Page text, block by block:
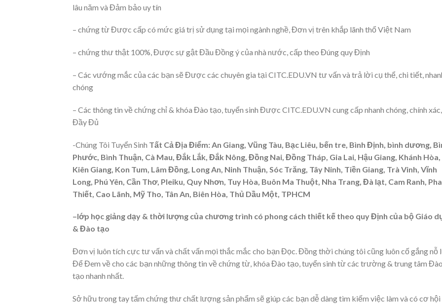
lâu năm và Đảm bảo uy tín
– chứng từ Được cấp có mức giá trị sử dụng tại mọi ngành nghề, Đơn vị trên khắp lãnh thổ Việt Nam
– chứng thư thật 100%, Được sự gật Đầu Đồng ý của nhà nước, cấp theo Đúng quy Định
– Các vướng mắc của các bạn sẽ Được các chuyên gia tại CITC.EDU.VN tư vấn và trả lời cụ thể, chi tiết,
chóng
– Các thông tin về chứng chỉ & khóa Đào tạo, tuyển sinh Được CITC.EDU.VN cung cấp nhanh chóng, chính xác,
Đầy Đủ
-Chúng Tôi Tuyển Sinh Tất Cả Địa Điểm: An Giang, Vũng Tàu, Bạc Liêu, bến tre, Bình Định, bình dương,
Phước, Bình Thuận, Cà Mau, Đắk Lắk, Đắk Nông, Đồng Nai, Đồng Tháp, Gia Lai, Hậu Giang, Khánh Hòa,
Kiên Giang, Kon Tum, Lâm Đồng, Long An, Ninh Thuận, Sóc Trăng, Tây Ninh, Tiền Giang, Trà Vinh, Vĩnh
Long, Phú Yên, Cần Thơ, Pleiku, Quy Nhơn, Tuy Hòa, Buôn Ma Thuột, Nha Trang, Đà lạt, Cam Ranh,
Thiết, Cao Lãnh, Mỹ Tho, Tân An, Biên Hòa, Thủ Dầu Một, TPHCM
–lớp học giảng dạy & thời lượng của chương trình có phong cách thiết kế theo quy Định của bộ Giáo
& Đào tạo
Đơn vị luôn tích cực tư vấn và chất vấn mọi thắc mắc cho bạn Đọc. Đồng thời chúng tôi cũng luôn cố gắng nỗ
Để Đem về cho các bạn những thông tin về chứng từ, khóa Đào tạo, tuyển sinh từ các trường & trung tâm Đào
tạo nhanh nhất.
Sở hữu trong tay tấm chứng thư chất lượng sản phẩm sẽ giúp các bạn dễ dàng tìm kiếm việc làm và có cơ hội